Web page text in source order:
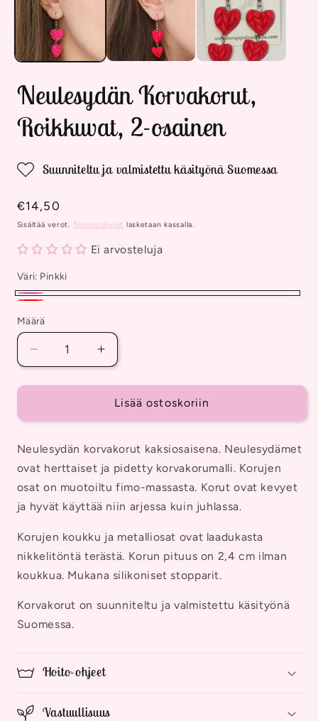
Neulesydän Korvakorut,
Roikkuvat, 2-osainen
Suunniteltu ja valmistettu käsityönä Suomessa
Normaalihinta
€14,50
Sisältää verot. Toimituskulut lasketaan kassalla.
Ei arvosteluja
Väri: Pinkki
Pinkki
Määrä
Vähennä
tuotteen
Neulesydän
Roikkuvat,
osainen
määrää
Lisää
tuotteen
Neulesydän
Korvakorut,
Roikkuvat,
osainen
määrää
Lisää ostoskoriin
Neulesydän korvakorut kaksiosaisena. Neulesydämet
ovat herttaiset ja pidetty korvakorumalli. Korujen
osat on muotoiltu fimo-massasta. Korut ovat kevyet
ja hyvät käyttää niin arjessa kuin juhlassa.
Korujen koukku ja metalliosat ovat laadukasta
nikkelitöntä terästä. Korun pituus on 2,4 cm ilman
koukkua. Mukana silikoniset stopparit.
Korvakorut on suunniteltu ja valmistettu käsityönä
Suomessa.
Hoito-ohjeet
Vastuullisuus